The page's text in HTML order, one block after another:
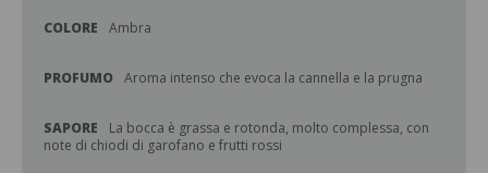
COLORE Ambra
PROFUMO Aroma intenso che evoca la cannella e la prugna
SAPORE
La bocca è grassa e rotonda, molto complessa, con
note di chiodi di garofano e frutti rossi